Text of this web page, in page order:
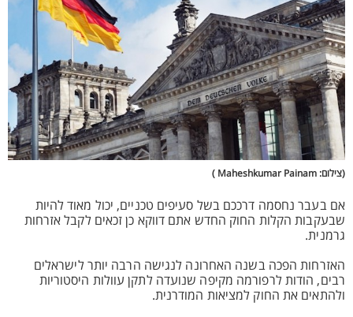
(צילום: Maheshkumar Painam )
אם בעבר נחסמה דרככם בשל סעיפים טכניים, יכול מאוד להיות
שבעקבות הקלות החוק החדש אתם דווקא כן זכאים לקבל אזרחות
גרמנית.
האזרחות הפכה בשנה האחרונה לנגישה הרבה יותר לישראלים
רבים, הודות לרפורמה מקיפה שנועדה לתקן עוולות היסטוריות
ולהתאים את החוק למציאות המודרנית.